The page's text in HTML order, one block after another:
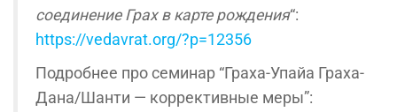
соединение Грах в карте рождения“:
https://vedavrat.org/?p=12356
Подробнее про семинар “Граха-Упайа Граха-
Дана/Шанти — коррективные меры”: